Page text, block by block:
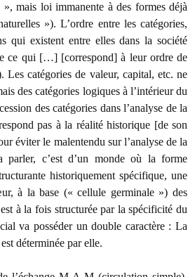
mais loi immanente à des formes déjà
»). L’ordre entre les catégories,
qui existent entre elles dans la société
ce qui […] [correspond] à leur ordre de
Les catégories de valeur, capital, etc. ne
des catégories logiques à l’intérieur du
des catégories dans l’analyse de la
pas à la réalité historique [de son
éviter le malentendu sur l’analyse de la
c’est d’un monde où la forme
historiquement spécifique, une
à la base (« cellule germinale ») des
à la fois structurée par la spécificité du
va posséder un double caractère : La
déterminée par elle.